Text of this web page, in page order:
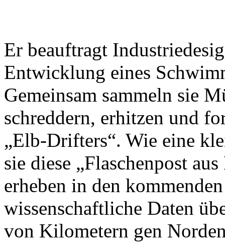
Er beauftragt
Entwicklung eines
Gemeinsam sammeln sie
schreddern, erhitzen und
„Elb-Drifters“. Wie eine
sie diese „Flaschenpost
erheben in den
wissenschaftliche Daten
von Kilometern gen